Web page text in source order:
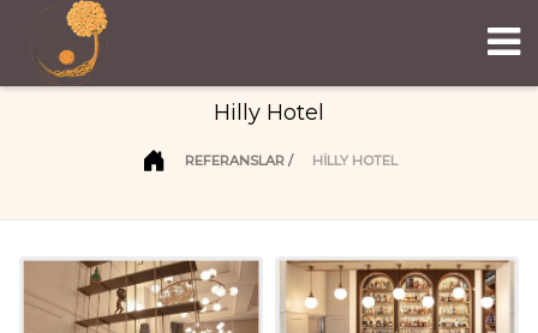
Hilly Hotel
REFERANSLAR HILLY HOTEL